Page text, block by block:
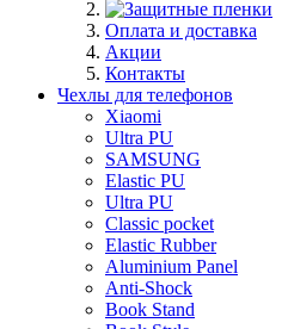
Оплата и доставка
Акции
Контакты
Чехлы для телефонов
Xiaomi
Ultra PU
SAMSUNG
Elastic PU
Ultra PU
Classic pocket
Elastic Rubber
Aluminium Panel
Anti-Shock
Book Stand